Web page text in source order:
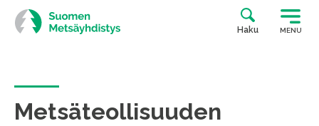
Siirry
suoraan
sisältöön
Haku MENU
Metsäteollisuuden